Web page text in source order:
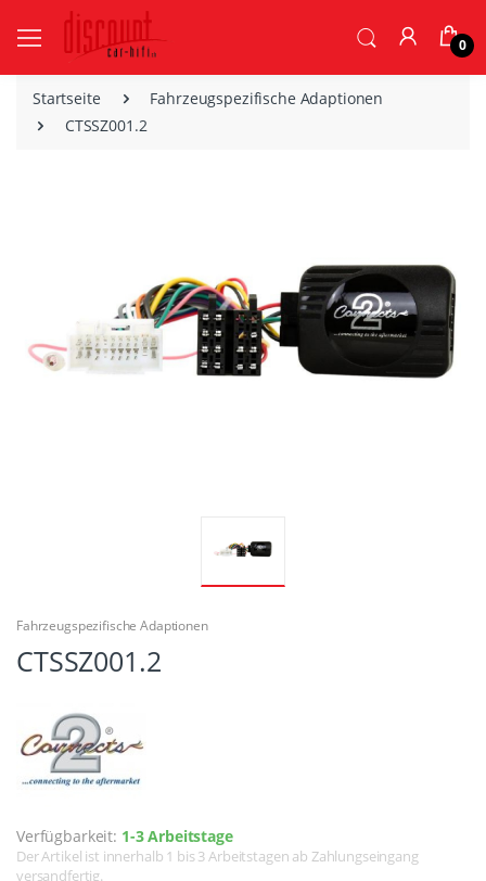
0
Startseite
Fahrzeugspezifische Adaptionen
CTSSZ001.2
Fahrzeugspezifische Adaptionen
CTSSZ001.2
Verfügbarkeit: 1-3 Arbeitstage
Der Artikel ist innerhalb 1 bis 3 Arbeitstagen ab Zahlungseingang
versandfertig.